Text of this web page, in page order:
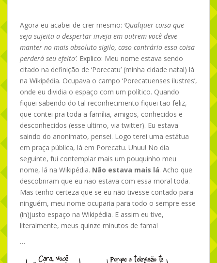
e
Agora eu acabei de crer mesmo: ‘Qualquer coisa que
seja sujeita a despertar inveja em outrem você deve
manter no mais absoluto sigilo, caso contrário essa coisa
perderá seu efeito’. Explico: Meu nome estava sendo
citado na definição de ‘Porecatu’ (minha cidade natal) lá
na Wikipédia. Ocupava o campo ‘Porecatuenses ilustres’,
onde eu dividia o espaço com um político. Quando
fiquei sabendo do tal reconhecimento fiquei tão feliz,
que contei pra toda a família, amigos, conhecidos e
desconhecidos (esse ultimo, via twitter). Eu estava
saindo do anonimato, pensei. Logo terei uma estátua
em praça pública, lá em Porecatu. Uhuu! No dia
seguinte, fui contemplar mais um pouquinho meu
nome, lá na Wikipédia. Não estava mais lá. Acho que
descobriram que eu não estava com essa moral toda.
Mas tenho certeza que se eu não tivesse contado para
ninguém, meu nome ocuparia para todo o sempre esse
(in)justo espaço na Wikipédia. E assim eu tive,
literalmente, meus quinze minutos de fama!
…